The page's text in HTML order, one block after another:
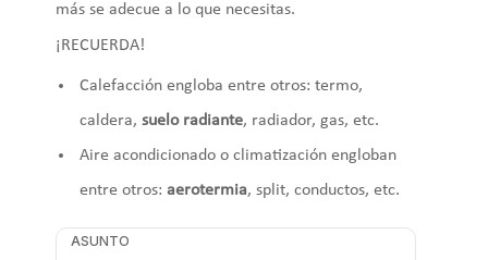
más se adecue a lo que necesitas.
¡RECUERDA!
Calefacción engloba entre otros: termo,
caldera, suelo radiante, radiador, gas, etc.
Aire acondicionado o climatización engloban
entre otros: aerotermia, split, conductos, etc.
ASUNTO